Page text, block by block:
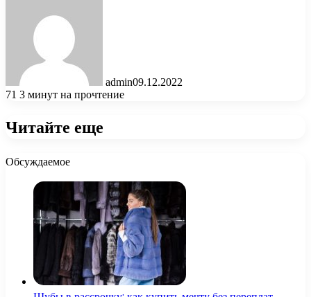
admin09.12.2022
71 3 минут на прочтение
Читайте еще
Обсуждаемое